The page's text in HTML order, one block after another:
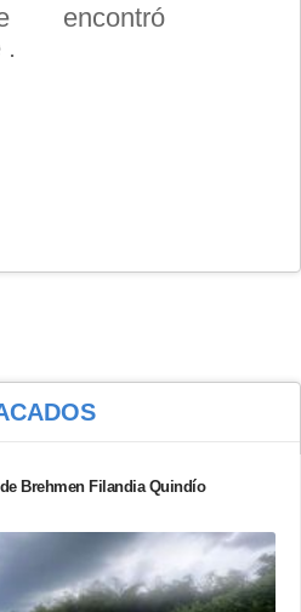
encontró
.
Brehmen Filandia Quindío